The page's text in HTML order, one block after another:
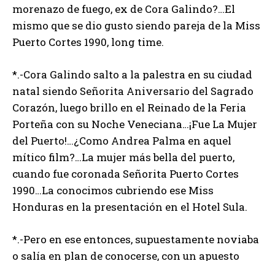
morenazo de fuego, ex de Cora Galindo?…El
mismo que se dio gusto siendo pareja de la Miss
Puerto Cortes 1990, long time.
*.-Cora Galindo salto a la palestra en su ciudad
natal siendo Señorita Aniversario del Sagrado
Corazón, luego brillo en el Reinado de la Feria
Porteña con su Noche Veneciana…¡Fue La Mujer
del Puerto!…¿Como Andrea Palma en aquel
mítico film?…La mujer más bella del puerto,
cuando fue coronada Señorita Puerto Cortes
1990…La conocimos cubriendo ese Miss
Honduras en la presentación en el Hotel Sula.
*.-Pero en ese entonces, supuestamente noviaba
o salía en plan de conocerse, con un apuesto